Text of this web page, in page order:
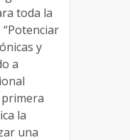
toda la
y
a
la
una